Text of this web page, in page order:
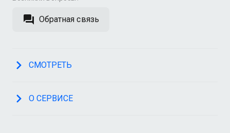
Обратная связь
СМОТРЕТЬ
О СЕРВИСЕ